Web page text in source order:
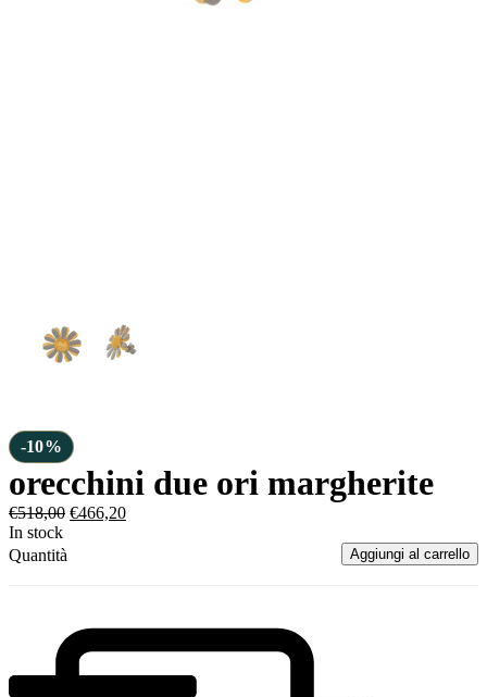
-10%
orecchini due ori margherite
€518,00 €466,20
In stock
Quantità
Aggiungi al carrello